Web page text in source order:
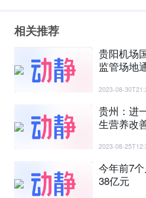
相关推荐
贵阳机场
监管场地
2023-08-
贵州：进
生营养改
2023-08-
今年前7
38亿元